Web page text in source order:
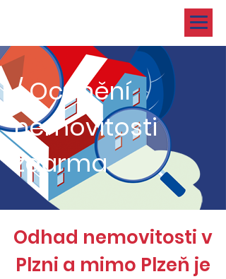
/ Ocenění
nemovitosti
zdarma
Odhad nemovitosti v
Plzni a mimo Plzeň je